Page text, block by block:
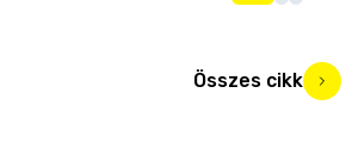
Összes cikk